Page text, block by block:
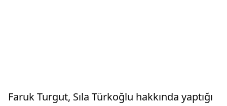
Faruk Turgut, Sıla Türkoğlu hakkında yaptığı